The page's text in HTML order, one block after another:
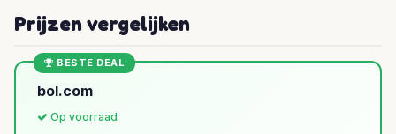
Prijzen vergelijken
BESTE DEAL
bol.com
Op voorraad